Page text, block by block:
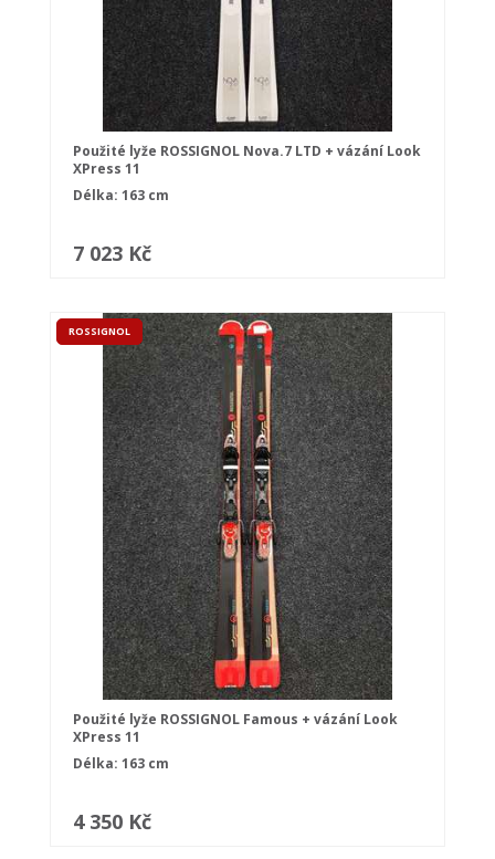
Použité lyže ROSSIGNOL Nova.7 LTD + vázání Look
XPress 11
Délka: 163 cm
7 023 Kč
ROSSIGNOL
Použité lyže ROSSIGNOL Famous + vázání Look
XPress 11
Délka: 163 cm
4 350 Kč